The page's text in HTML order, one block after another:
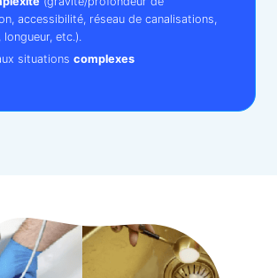
accessibilité, réseau de canalisations,
etc.).
situations complexes